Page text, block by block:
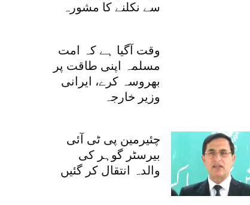
سے نکلنے کا مشورہ
وقت آگیا ہے کہ امت
مسلمہ اپنی طاقت پر
بھروسہ کرے، ایرانی
وزیر خارجہ
چئیرمین پی ٹی آئی
بیرسٹر گوہر کی
والدہ انتقال کر گئیں